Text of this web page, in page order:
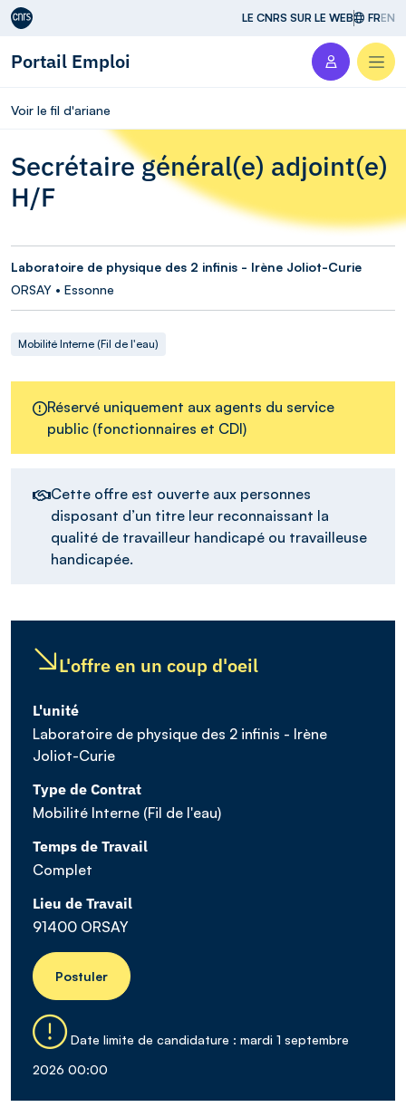
Aller au contenu LE CNRS SUR LE WEB FREN
Portail Emploi
Voir le fil d'ariane
Secrétaire général(e) adjoint(e)
H/F
Laboratoire de physique des 2 infinis - Irène Joliot-Curie
ORSAY • Essonne
Mobilité Interne (Fil de l'eau)
Réservé uniquement aux agents du service
public (fonctionnaires et CDI)
Cette offre est ouverte aux personnes
disposant d’un titre leur reconnaissant la
qualité de travailleur handicapé ou travailleuse
handicapée.
L'offre en un coup d'oeil
L'unité
Laboratoire de physique des 2 infinis - Irène
Joliot-Curie
Type de Contrat
Mobilité Interne (Fil de l'eau)
Temps de Travail
Complet
Lieu de Travail
91400 ORSAY
Postuler
Date limite de candidature : mardi 1 septembre
2026 00:00